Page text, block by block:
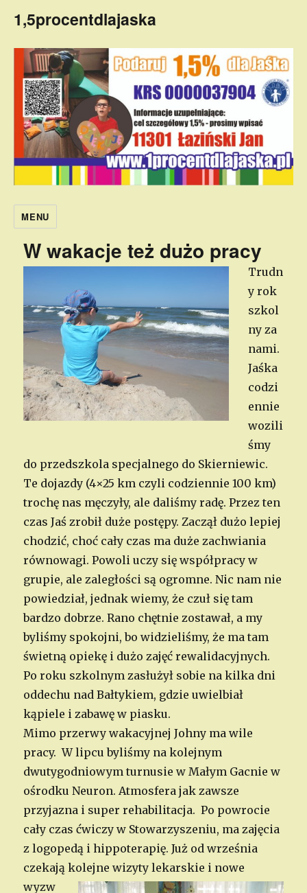
1,5procentdlajaska
MENU
W wakacje też dużo pracy
Trudn
y rok
szkol
ny za
nami.
Jaśka
codzi
ennie
wozili
śmy
do przedszkola specjalnego do Skierniewic.
Te dojazdy (4×25 km czyli codziennie 100 km)
trochę nas męczyły, ale daliśmy radę. Przez ten
czas Jaś zrobił duże postępy. Zaczął dużo lepiej
chodzić, choć cały czas ma duże zachwiania
równowagi. Powoli uczy się współpracy w
grupie, ale zaległości są ogromne. Nic nam nie
powiedział, jednak wiemy, że czuł się tam
bardzo dobrze. Rano chętnie zostawał, a my
byliśmy spokojni, bo widzieliśmy, że ma tam
świetną opiekę i dużo zajęć rewalidacyjnych.
Po roku szkolnym zasłużył sobie na kilka dni
oddechu nad Bałtykiem, gdzie uwielbiał
kąpiele i zabawę w piasku.
Mimo przerwy wakacyjnej Johny ma wile
pracy. W lipcu byliśmy na kolejnym
dwutygodniowym turnusie w Małym Gacnie w
ośrodku Neuron. Atmosfera jak zawsze
przyjazna i super rehabilitacja. Po powrocie
cały czas ćwiczy w Stowarzyszeniu, ma zajęcia
z logopedą i hippoterapię. Już od września
czekają kolejnewizyty lekarskie i nowe
wyzw